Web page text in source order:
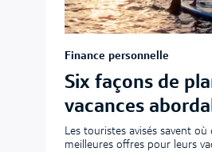
Finance personnelle
Six façons de
vacances
Les touristes avisés savent où
meilleures offres pour leurs